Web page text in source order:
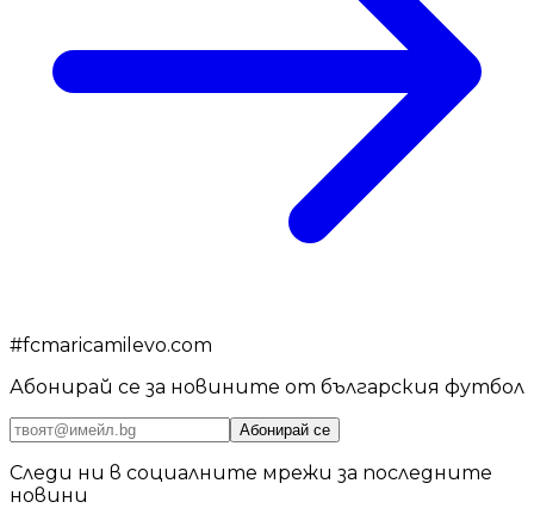
#fcmaricamilevo.com
Абонирай се за новините от българския футбол
Абонирай се
Следи ни в социалните мрежи за последните
новини